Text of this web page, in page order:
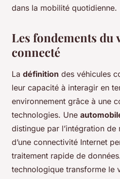
dans la mobilité quotidienne.
Les fondements du
connecté
La définition des véhicules
leur capacité à interagir en
environnement grâce à une
technologies. Une
distingue par l’intégration de
d’une connectivité Internet
traitement rapide de
technologique transforme le